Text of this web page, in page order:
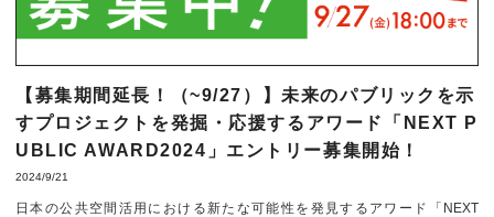
【募集期間延長！（~9/27）】未来のパブリックを示
すプロジェクトを発掘・応援するアワード「NEXT P
UBLIC AWARD2024」エントリー募集開始！
2024/9/21
日本の公共空間活用における新たな可能性を発見するアワード「NEXT